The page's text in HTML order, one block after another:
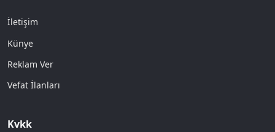
İletişim
Künye
Reklam Ver
Vefat İlanları
Kvkk